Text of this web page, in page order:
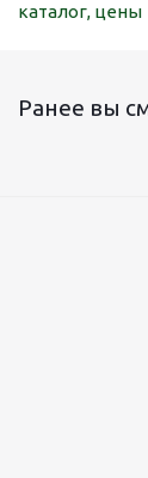
каталог, цены
Ранее вы